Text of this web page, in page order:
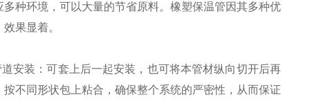
种环境，可以大量的节省原料。橡塑保温管因其多种优
果显着。
安装：可套上后一起安装，也可将本管材纵向切开后再
不同形状包上粘合，确保整个系统的严密性，从而保证